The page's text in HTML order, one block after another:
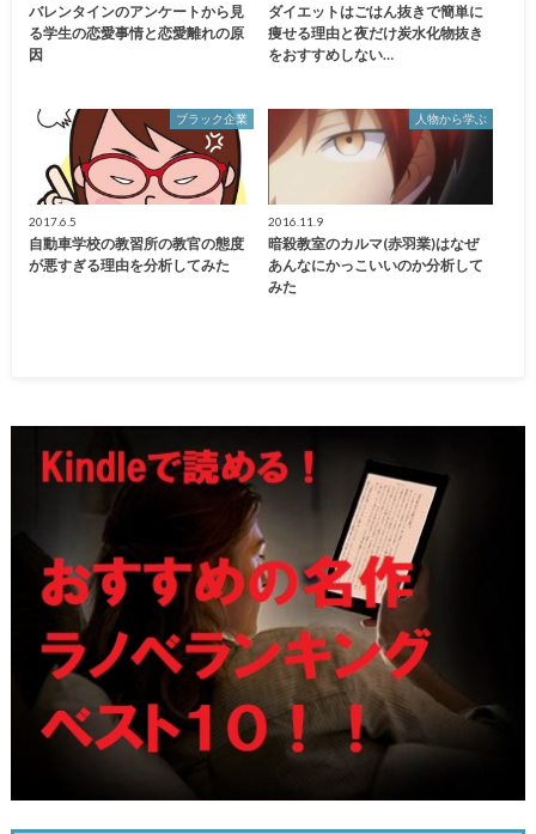
バレンタインのアンケートから見
る学生の恋愛事情と恋愛離れの原
因
ダイエットはごはん抜きで簡単に
痩せる理由と夜だけ炭水化物抜き
をおすすめしない…
ブラック企業
2017.6.5
自動車学校の教習所の教官の態度
が悪すぎる理由を分析してみた
人物から学ぶ
2016.11.9
暗殺教室のカルマ(赤羽業)はなぜ
あんなにかっこいいのか分析して
みた